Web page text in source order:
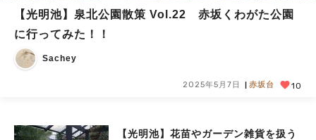
【光明池】泉北公園散策 Vol.22 赤坂くわがた公園
に行ってみた！！
Sachey
2025年5月7日 赤坂台 10
【光明池】花苗やガーデン雑貨を扱う